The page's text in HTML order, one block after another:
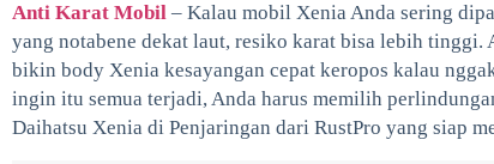
Anti Karat Mobil – Kalau mobil Xenia Anda sering
yang notabene dekat laut, resiko karat bisa lebih tinggi.
bikin body Xenia kesayangan cepat keropos kalau
ingin itu semua terjadi, Anda harus memilih
Daihatsu Xenia di Penjaringan dari RustPro yang siap